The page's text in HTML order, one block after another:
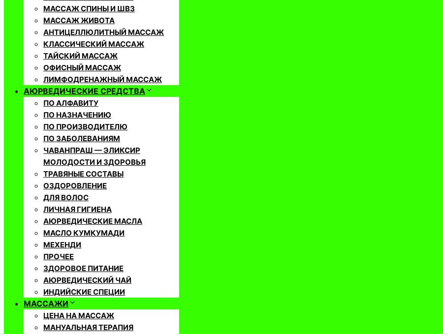
МАССАЖ СПИНЫ И ШВЗ
МАССАЖ ЖИВОТА
АНТИЦЕЛЛЮЛИТНЫЙ МАССАЖ
КЛАССИЧЕСКИЙ МАССАЖ
ТАЙСКИЙ МАССАЖ
ОФИСНЫЙ МАССАЖ
ЛИМФОДРЕНАЖНЫЙ МАССАЖ
АЮРВЕДИЧЕСКИЕ СРЕДСТВА
ПО АЛФАВИТУ
ПО НАЗНАЧЕНИЮ
ПО ПРОИЗВОДИТЕЛЮ
ПО ЗАБОЛЕВАНИЯМ
ЧАВАНПРАШ — ЭЛИКСИР
МОЛОДОСТИ И ЗДОРОВЬЯ
ТРАВЯНЫЕ СОСТАВЫ
ОЗДОРОВЛЕНИЕ
ДЛЯ ВОЛОС
ЛИЧНАЯ ГИГИЕНА
АЮРВЕДИЧЕСКИЕ МАСЛА
МАСЛО КУМКУМАДИ
МЕХЕНДИ
ПРОЧЕЕ
ЗДОРОВОЕ ПИТАНИЕ
АЮРВЕДИЧЕСКИЙ ЧАЙ
ИНДИЙСКИЕ СПЕЦИИ
МАССАЖИ
ЦЕНА НА МАССАЖ
МАНУАЛЬНАЯ ТЕРАПИЯ